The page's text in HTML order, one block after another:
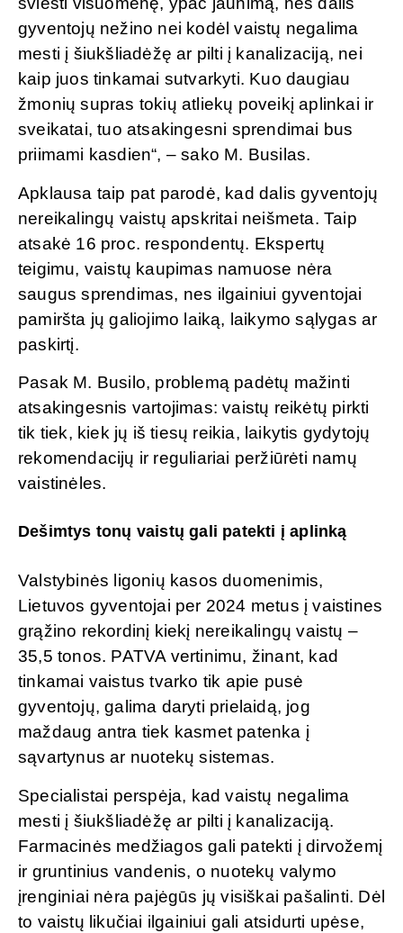
gyventojų nežino nei kodėl vaistų negalima
mesti į šiukšliadėžę ar pilti į kanalizaciją, nei
kaip juos tinkamai sutvarkyti. Kuo daugiau
žmonių supras tokių atliekų poveikį aplinkai ir
sveikatai, tuo atsakingesni sprendimai bus
priimami kasdien“, – sako M. Busilas.
Apklausa taip pat parodė, kad dalis gyventojų
nereikalingų vaistų apskritai neišmeta. Taip
atsakė 16 proc. respondentų. Ekspertų
teigimu, vaistų kaupimas namuose nėra
saugus sprendimas, nes ilgainiui gyventojai
pamiršta jų galiojimo laiką, laikymo sąlygas ar
paskirtį.
Pasak M. Busilo, problemą padėtų mažinti
atsakingesnis vartojimas: vaistų reikėtų pirkti
tik tiek, kiek jų iš tiesų reikia, laikytis gydytojų
rekomendacijų ir reguliariai peržiūrėti namų
vaistinėles.
Dešimtys tonų vaistų gali patekti į aplinką
Valstybinės ligonių kasos duomenimis,
Lietuvos gyventojai per 2024 metus į vaistines
grąžino rekordinį kiekį nereikalingų vaistų –
35,5 tonos. PATVA vertinimu, žinant, kad
tinkamai vaistus tvarko tik apie pusė
gyventojų, galima daryti prielaidą, jog
maždaug antra tiek kasmet patenka į
sąvartynus ar nuotekų sistemas.
Specialistai perspėja, kad vaistų negalima
mesti į šiukšliadėžę ar pilti į kanalizaciją.
Farmacinės medžiagos gali patekti į dirvožemį
ir gruntinius vandenis, o nuotekų valymo
įrenginiai nėra pajėgūs jų visiškai pašalinti. Dėl
to vaistų likučiai ilgainiui gali atsidurti upėse,